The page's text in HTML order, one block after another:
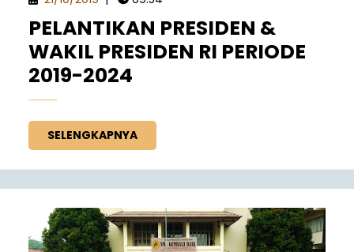
PELANTIKAN PRESIDEN &
WAKIL PRESIDEN RI PERIODE
2019-2024
SELENGKAPNYA